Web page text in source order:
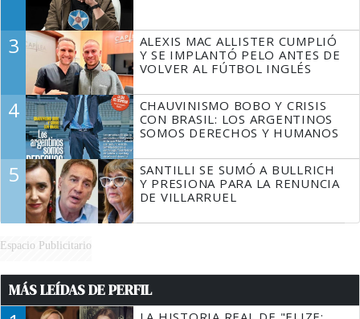
3
ALEXIS MAC ALLISTER CUMPLIÓ
Y SE IMPLANTÓ PELO ANTES DE
VOLVER AL FÚTBOL INGLÉS
4
CHAUVINISMO BOBO Y CRISIS
CON BRASIL: LOS ARGENTINOS
SOMOS DERECHOS Y HUMANOS
5
SANTILLI SE SUMÓ A BULLRICH
Y PRESIONA PARA LA RENUNCIA
DE VILLARRUEL
Espacio Publicitario
MÁS LEÍDAS DE PERFIL